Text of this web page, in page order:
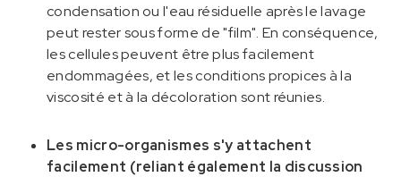
condensation ou l'eau résiduelle après le lavage
peut rester sous forme de "film". En conséquence,
les cellules peuvent être plus facilement
endommagées, et les conditions propices à la
viscosité et à la décoloration sont réunies.
Les micro-organismes s'y attachent
facilement (reliant également la discussion